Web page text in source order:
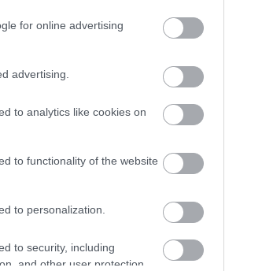
for online advertising
advertising.
to analytics like cookies on
to functionality of the website
to personalization.
to security, including
and other user protection.